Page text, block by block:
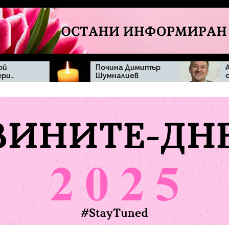
Почина Димитър
Шумналиев
Актьорската
седмица в
„Черешката на
домашен уют